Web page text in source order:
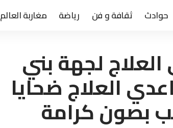
حوادث ثقافة و فن رياضة مغاربة العالم
لجهة بني
العلاج ضحايا
بصون كرامة